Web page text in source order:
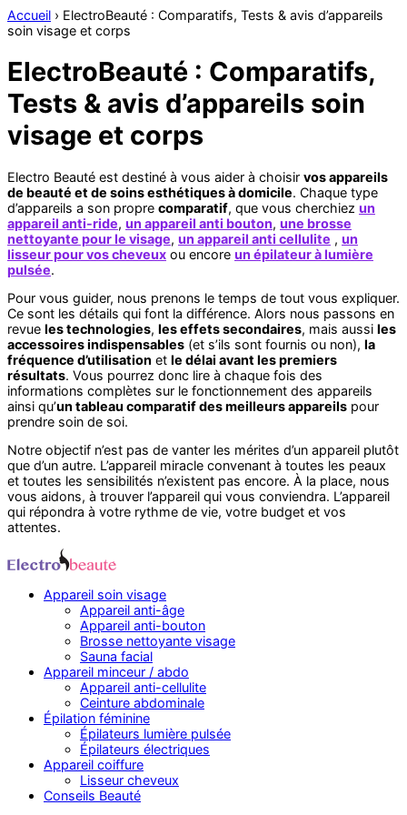
Accueil › ElectroBeauté : Comparatifs, Tests & avis d’appareils
soin visage et corps
ElectroBeauté : Comparatifs,
Tests & avis d’appareils soin
visage et corps
Electro Beauté est destiné à vous aider à choisir vos appareils
de beauté et de soins esthétiques à domicile. Chaque type
d’appareils a son propre comparatif, que vous cherchiez un
appareil anti-ride, un appareil anti bouton, une brosse
nettoyante pour le visage, un appareil anti cellulite , un
lisseur pour vos cheveux ou encore un épilateur à lumière
pulsée.
Pour vous guider, nous prenons le temps de tout vous expliquer.
Ce sont les détails qui font la différence. Alors nous passons en
revue les technologies, les effets secondaires, mais aussi les
accessoires indispensables (et s’ils sont fournis ou non), la
fréquence d’utilisation et le délai avant les premiers
résultats. Vous pourrez donc lire à chaque fois des
informations complètes sur le fonctionnement des appareils
ainsi qu’un tableau comparatif des meilleurs appareils pour
prendre soin de soi.
Notre objectif n’est pas de vanter les mérites d’un appareil plutôt
que d’un autre. L’appareil miracle convenant à toutes les peaux
et toutes les sensibilités n’existent pas encore. À la place, nous
vous aidons, à trouver l’appareil qui vous conviendra. L’appareil
qui répondra à votre rythme de vie, votre budget et vos
attentes.
Appareil soin visage
Appareil anti-âge
Appareil anti-bouton
Brosse nettoyante visage
Sauna facial
Appareil minceur / abdo
Appareil anti-cellulite
Ceinture abdominale
Épilation féminine
Épilateurs lumière pulsée
Épilateurs électriques
Appareil coiffure
Lisseur cheveux
Conseils Beauté